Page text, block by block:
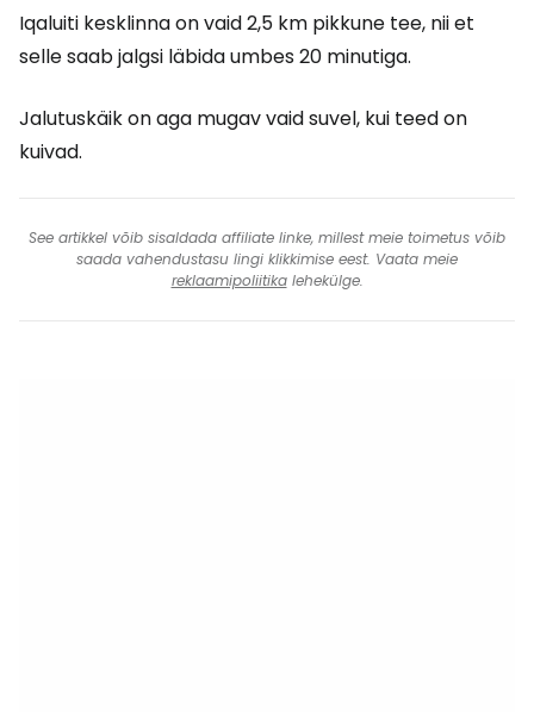
Iqaluiti kesklinna on vaid 2,5 km pikkune tee, nii et
selle saab jalgsi läbida umbes 20 minutiga.
Jalutuskäik on aga mugav vaid suvel, kui teed on
kuivad.
See artikkel võib sisaldada affiliate linke, millest meie toimetus võib
saada vahendustasu lingi klikkimise eest. Vaata meie
reklaamipoliitikalehekülge.